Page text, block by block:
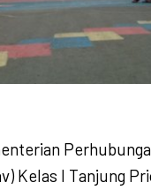
Kelas I Tanjung